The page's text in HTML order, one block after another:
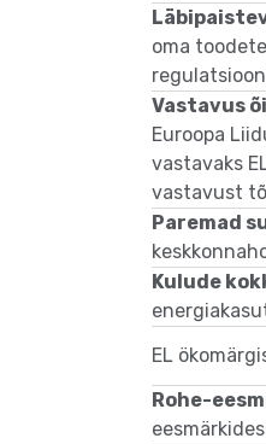
oma
Vastavus
Euroopa
vastavaks
vastavust
Paremad
Kulude
EL
Rohe-